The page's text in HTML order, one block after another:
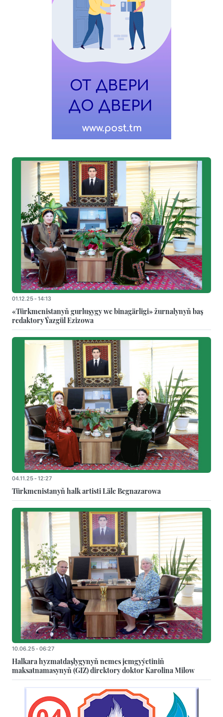
01.12.25 - 14:13
«Türkmenistanyň gurluşygy we binagärligi» žurnalynyň baş
redaktory Ýazgül Ezizowa
04.11.25 - 12:27
Türkmenistanyň halk artisti Läle Begnazarowa
10.06.25 - 06:27
Halkara hyzmatdaşlygynyň nemes jemgyýetiniň
maksatnamasynyň (GIZ) direktory doktor Karolina Milow